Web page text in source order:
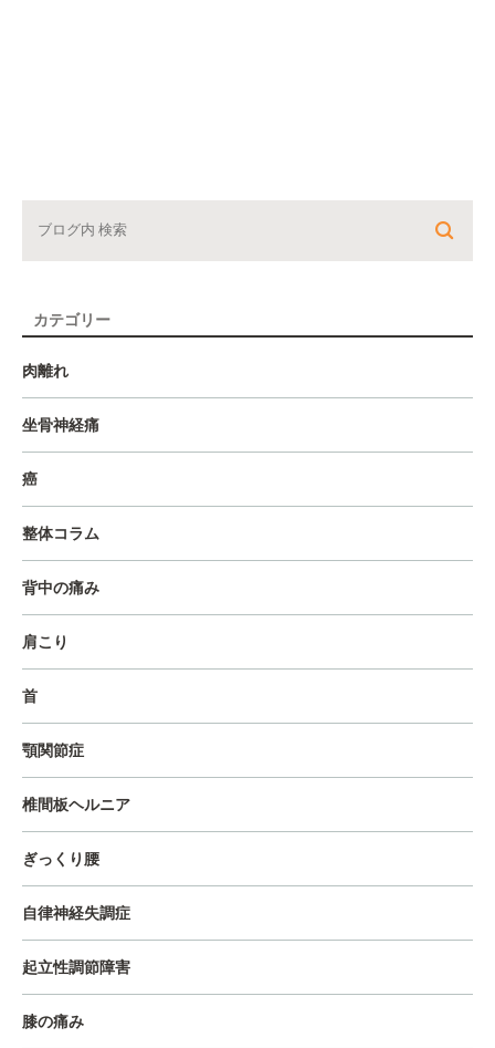
カテゴリー
肉離れ
坐骨神経痛
癌
整体コラム
背中の痛み
肩こり
首
顎関節症
椎間板ヘルニア
ぎっくり腰
自律神経失調症
起立性調節障害
膝の痛み